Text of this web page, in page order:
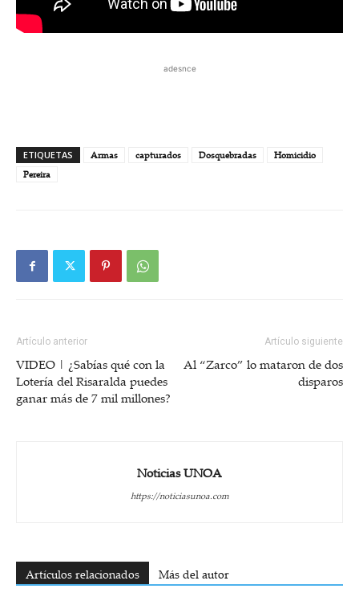
adesnce
ETIQUETAS Armas capturados Dosquebradas
Homicidio
Pereira
Artículo anterior
VIDEO | ¿Sabías qué con la
Lotería del Risaralda puedes
ganar más de 7 mil millones?
Artículo siguiente
Al “Zarco” lo mataron de dos
disparos
Noticias UNOA
https://noticiasunoa.com
Artículos relacionados Más del autor